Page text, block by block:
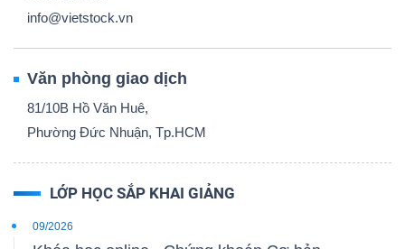
info@vietstock.vn
Văn phòng giao dịch
81/10B Hồ Văn Huê,
Phường Đức Nhuận, Tp.HCM
LỚP HỌC SẮP KHAI GIẢNG
09/2026